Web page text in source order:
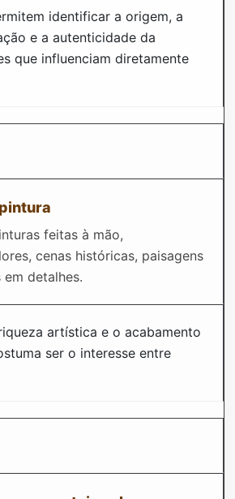
identificar a origem, a
e a autenticidade da
que influenciam diretamente
feitas à mão,
cenas históricas, paisagens
detalhes.
artística e o acabamento
ser o interesse entre